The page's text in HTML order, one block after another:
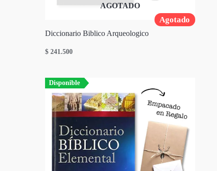
Agotado
AGOTADO
Diccionario Biblico Arqueologico
$ 241.500
Disponible